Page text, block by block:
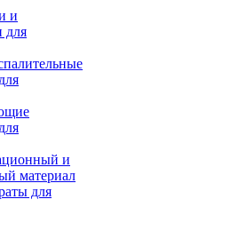
и
для
и
материал
для